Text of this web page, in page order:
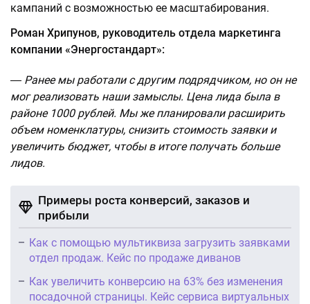
кампаний с возможностью ее масштабирования.
Роман Хрипунов, руководитель отдела маркетинга
компании «Энергостандарт»:
― Ранее мы работали с другим подрядчиком, но он не
мог реализовать наши замыслы. Цена лида была в
районе 1000 рублей. Мы же планировали расширить
объем номенклатуры, снизить стоимость заявки и
увеличить бюджет, чтобы в итоге получать больше
лидов.
Примеры роста конверсий, заказов и
прибыли
Как с помощью мультиквиза загрузить заявками
отдел продаж. Кейс по продаже диванов
Как увеличить конверсию на 63% без изменения
посадочной страницы. Кейс сервиса виртуальных